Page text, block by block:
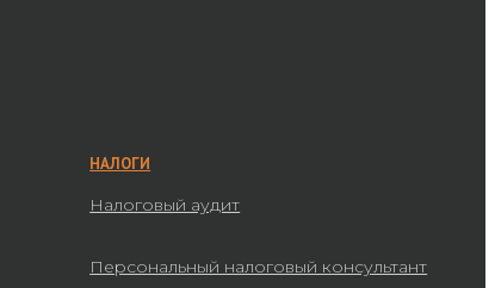
НАЛОГИ
Налоговый аудит
Персональный налоговый консультант